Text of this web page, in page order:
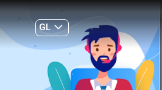
GL
ES|